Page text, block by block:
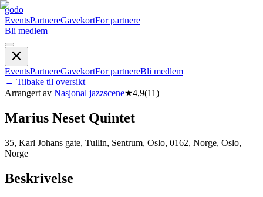
godo
EventsPartnereGavekortFor partnere
Bli medlem
EventsPartnereGavekortFor partnereBli medlem
← Tilbake til oversikt
Arrangert av Nasjonal jazzscene★4,9(11)
Marius Neset Quintet
35, Karl Johans gate, Tullin, Sentrum, Oslo, 0162, Norge, Oslo,
Norge
Beskrivelse